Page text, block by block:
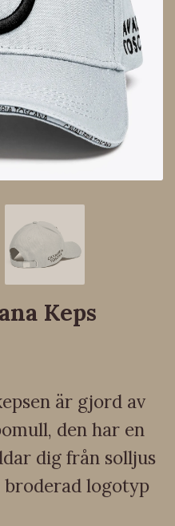
Keps
är gjord av
den har en
dig från solljus
broderad logotyp